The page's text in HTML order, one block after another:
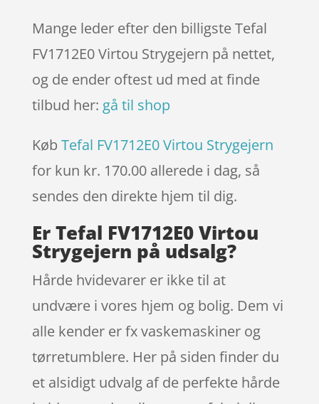
Mange leder efter den billigste Tefal
FV1712E0 Virtou Strygejern på nettet,
og de ender oftest ud med at finde
tilbud her: gå til shop
Køb Tefal FV1712E0 Virtou Strygejern
for kun kr. 170.00 allerede i dag, så
sendes den direkte hjem til dig.
Er Tefal FV1712E0 Virtou
Strygejern på udsalg?
Hårde hvidevarer er ikke til at
undvære i vores hjem og bolig. Dem vi
alle kender er fx vaskemaskiner og
tørretumblere. Her på siden finder du
et alsidigt udvalg af de perfekte hårde